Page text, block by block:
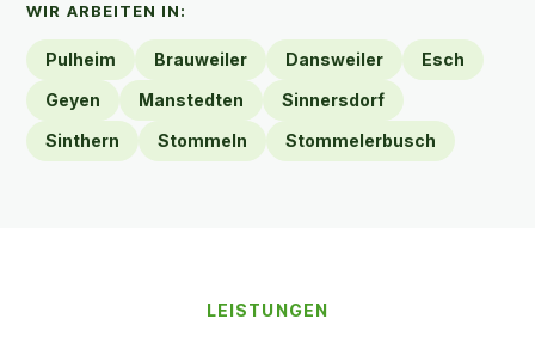
WIR ARBEITEN IN:
Pulheim Brauweiler Dansweiler
Esch
Geyen
Manstedten
Sinnersdorf
Sinthern
Stommeln Stommelerbusch
LEISTUNGEN